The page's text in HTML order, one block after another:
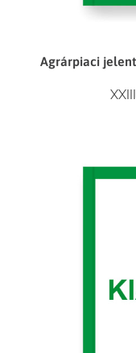
Agrárpiaci